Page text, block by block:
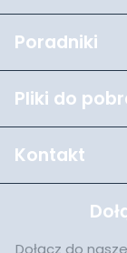
Poradniki
Pliki do
Kontakt
Dołącz do